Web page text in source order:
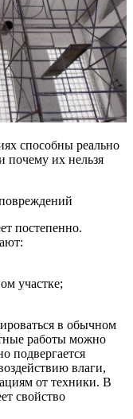
способны реально
почему их нельзя
постепенно.
участке;
в обычном
работы можно
подвергается
влаги,
от техники. В
свойство